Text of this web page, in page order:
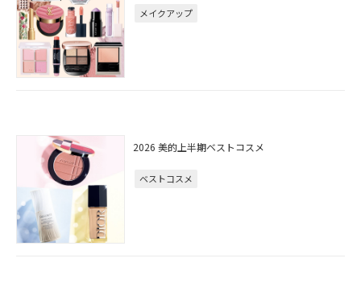
メイクアップ
2026 美的上半期ベストコスメ
ベストコスメ